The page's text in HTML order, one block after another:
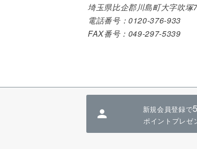
埼玉県比企郡川島町大字吹塚
電話番号：0120-376-933
FAX番号：049-297-5339
新規会員登録で
ポイントプレゼ